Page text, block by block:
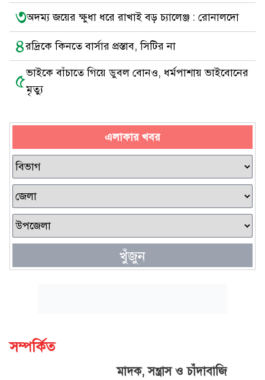
৩অদম্য জয়ের ক্ষুধা ধরে রাখাই বড় চ্যালেঞ্জ : রোনালদো
৪রদ্রিকে কিনতে বার্সার প্রস্তাব, সিটির না
৫ভাইকে বাঁচাতে গিয়ে ডুবল বোনও, ধর্মপাশায় ভাইবোনের
মৃত্যু
এলাকার খবর
খুঁজুন
সম্পর্কিত
মাদক, সন্ত্রাস ও চাঁদাবাজি